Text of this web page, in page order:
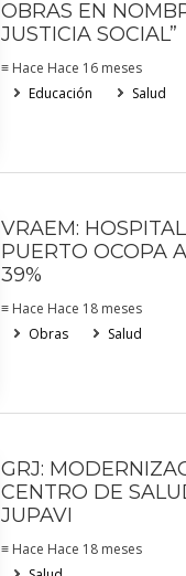
OBRAS EN
JUSTICIA SOCIAL”
≡ Hace Hace 16 meses
Educación
Salud
VRAEM:
PUERTO OCOPA
39%
≡ Hace Hace 18 meses
Obras
Salud
GRJ:
CENTRO DE
JUPAVI
≡ Hace Hace 18 meses